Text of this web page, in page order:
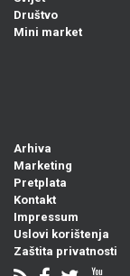
Društvo
Mini market
Arhiva
Marketing
Pretplata
Kontakt
Impressum
Uslovi korištenja
Zaštita privatnosti